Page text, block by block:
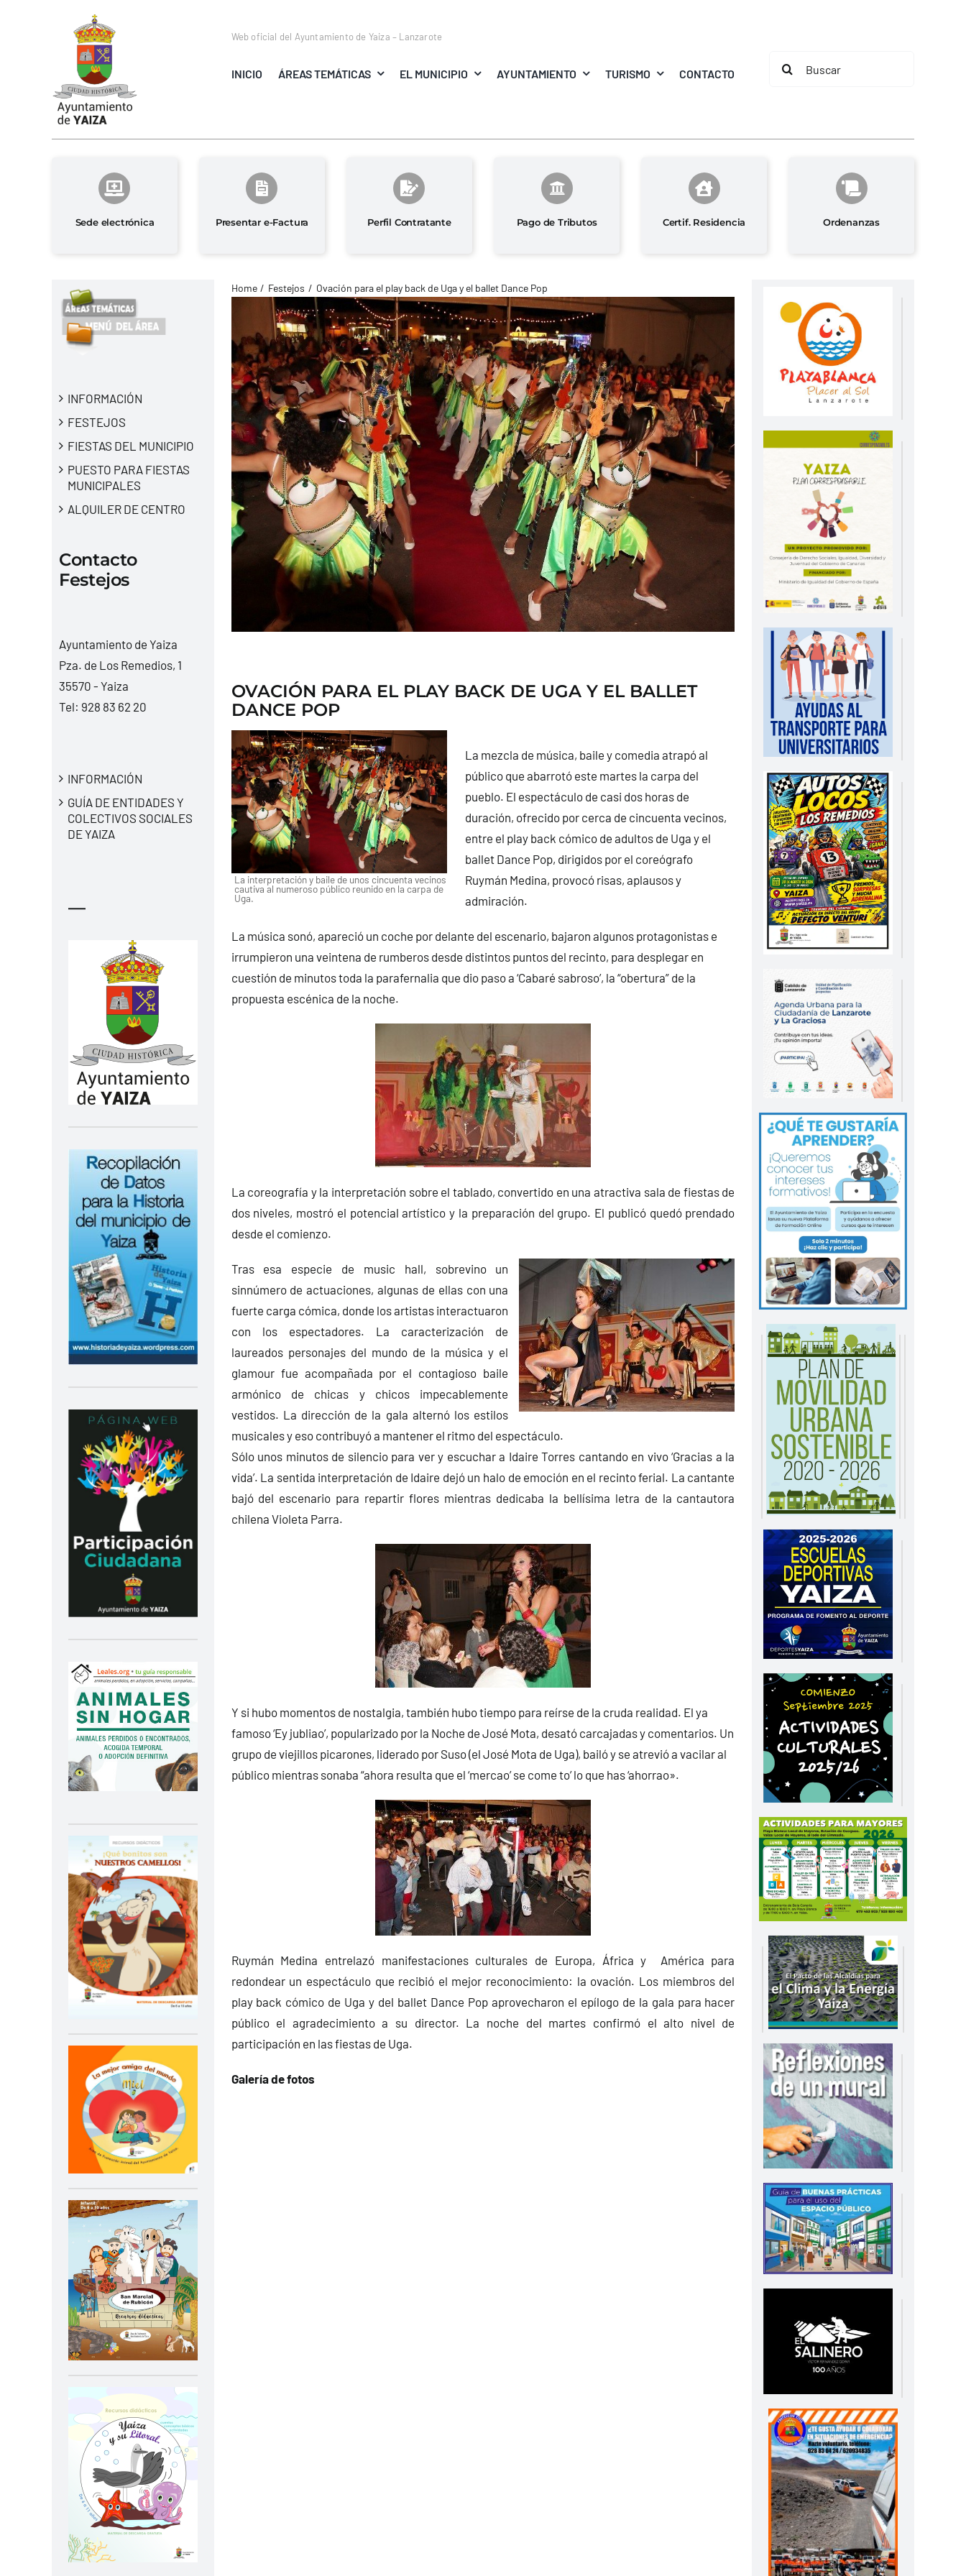
Web oficial del Ayuntamiento de Yaiza – Lanzarote
INICIO ÁREAS TEMÁTICAS EL MUNICIPIO AYUNTAMIENTO TURISMO CONTACTO
Buscar:
Sede electrónica Presentar e-Factura Perfil Contratante Pago de Tributos Certif. Residencia Ordenanzas
INFORMACIÓN
FESTEJOS
FIESTAS DEL MUNICIPIO
PUESTO PARA FIESTAS
MUNICIPALES
ALQUILER DE CENTRO
Contacto
Festejos
Ayuntamiento de Yaiza
Pza. de Los Remedios, 1
35570 - Yaiza
Tel: 928 83 62 20
INFORMACIÓN
GUÍA DE ENTIDADES Y
COLECTIVOS SOCIALES
DE YAIZA
—
Home Festejos Ovación para el play back de Uga y el ballet Dance Pop
OVACIÓN PARA EL PLAY BACK DE UGA Y EL BALLET
DANCE POP
La interpretación y baile de unos cincuenta vecinos
cautiva al numeroso público reunido en la carpa de
Uga.
La mezcla de música, baile y comedia atrapó al
público que abarrotó este martes la carpa del
pueblo. El espectáculo de casi dos horas de
duración, ofrecido por cerca de cincuenta vecinos,
entre el play back cómico de adultos de Uga y el
ballet Dance Pop, dirigidos por el coreógrafo
Ruymán Medina, provocó risas, aplausos y
admiración.
La música sonó, apareció un coche por delante del escenario, bajaron algunos protagonistas e
irrumpieron una veintena de rumberos desde distintos puntos del recinto, para desplegar en
cuestión de minutos toda la parafernalia que dio paso a ‘Cabaré sabroso’, la “obertura” de la
propuesta escénica de la noche.
La coreografía y la interpretación sobre el tablado, convertido en una atractiva sala de fiestas de
dos niveles, mostró el potencial artístico y la preparación del grupo. El publicó quedó prendado
desde el comienzo.
Tras esa especie de music hall, sobrevino un
sinnúmero de actuaciones, algunas de ellas con una
fuerte carga cómica, donde los artistas interactuaron
con los espectadores. La caracterización de
laureados personajes del mundo de la música y el
glamour fue acompañada por el contagioso baile
armónico de chicas y chicos impecablemente
vestidos. La dirección de la gala alternó los estilos
musicales y eso contribuyó a mantener el ritmo del espectáculo.
Sólo unos minutos de silencio para ver y escuchar a Idaire Torres cantando en vivo ‘Gracias a la
vida’. La sentida interpretación de Idaire dejó un halo de emoción en el recinto ferial. La cantante
bajó del escenario para repartir flores mientras dedicaba la bellísima letra de la cantautora
chilena Violeta Parra.
Y si hubo momentos de nostalgia, también hubo tiempo para reírse de la cruda realidad. El ya
famoso ‘Ey jubliao’, popularizado por la Noche de José Mota, desató carcajadas y comentarios. Un
grupo de viejillos picarones, liderado por Suso (el José Mota de Uga), bailó y se atrevió a vacilar al
público mientras sonaba “ahora resulta que el ‘mercao’ se come to’ lo que has ‘ahorrao».
Ruymán Medina entrelazó manifestaciones culturales de Europa, África y América para
redondear un espectáculo que recibió el mejor reconocimiento: la ovación. Los miembros del
play back cómico de Uga y del ballet Dance Pop aprovecharon el epílogo de la gala para hacer
público el agradecimiento a su director. La noche del martes confirmó el alto nivel de
participación en las fiestas de Uga.
Galería de fotos